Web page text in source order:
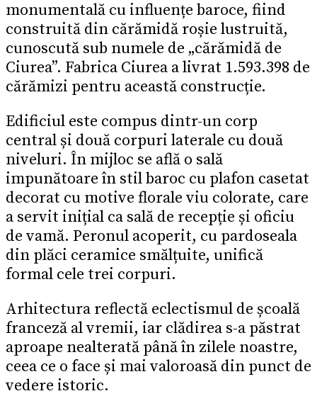
monumentală cu influențe baroce, fiind
construită din cărămidă roșie lustruită,
cunoscută sub numele de „cărămidă de
Ciurea”. Fabrica Ciurea a livrat 1.593.398 de
cărămizi pentru această construcție.
Edificiul este compus dintr-un corp
central și două corpuri laterale cu două
niveluri. În mijloc se află o sală
impunătoare în stil baroc cu plafon casetat
decorat cu motive florale viu colorate, care
a servit inițial ca sală de recepție și oficiu
de vamă. Peronul acoperit, cu pardoseala
din plăci ceramice smălțuite, unifică
formal cele trei corpuri.
Arhitectura reflectă eclectismul de școală
franceză al vremii, iar clădirea s-a păstrat
aproape nealterată până în zilele noastre,
ceea ce o face și mai valoroasă din punct de
vedere istoric.